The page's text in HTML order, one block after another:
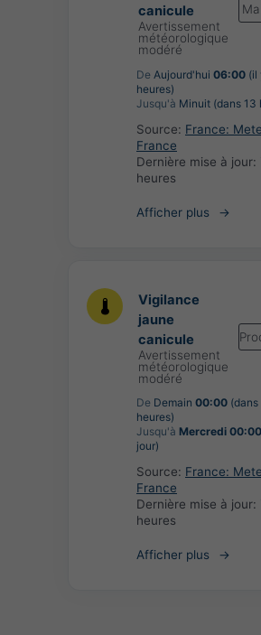
canicule
Avertissement
météorologique
modéré
De Aujourd'hui 06:00 (il
heures)
Jusqu'à Minuit (dans 13
Source: France:
France
Dernière mise à jour:
heures
Afficher plus
Vigilance
jaune
canicule
Avertissement
météorologique
modéré
De Demain 00:00 (dans
heures)
Jusqu'à Mercredi 00:00
jour)
Source: France:
France
Dernière mise à jour:
heures
Afficher plus